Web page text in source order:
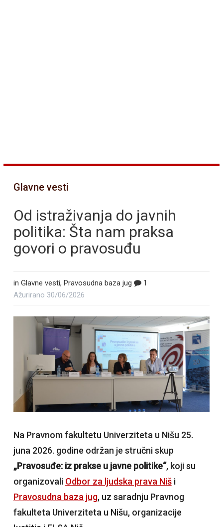
Glavne vesti
Od istraživanja do javnih
politika: Šta nam praksa
govori o pravosuđu
in Glavne vesti, Pravosudna baza jug
1
Ažurirano 30/06/2026
Na Pravnom fakultetu Univerziteta u Nišu 25.
juna 2026. godine održan je stručni skup
„Pravosuđe: iz prakse u javne politike“, koji su
organizovali Odbor za ljudska prava Niši
Pravosudna baza jug, uz saradnju Pravnog
fakulteta Univerziteta u Nišu, organizacije